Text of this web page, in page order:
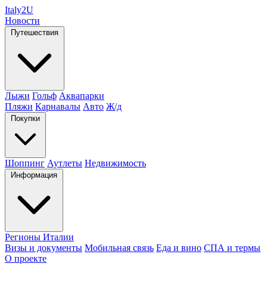
Italy2U
Новости
Путешествия
Лыжи Гольф Аквапарки
Пляжи Карнавалы Авто Ж/д
Покупки
Шоппинг Аутлеты Недвижимость
Информация
Регионы Италии
Визы и документы Мобильная связь Еда и вино СПА и термы
О проекте